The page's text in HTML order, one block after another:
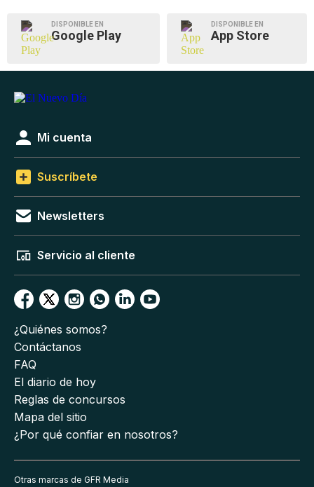
DISPONIBLE EN
Google Play
DISPONIBLE EN
App Store
Mi cuenta
Suscríbete
Newsletters
Servicio al cliente
¿Quiénes somos?
Contáctanos
FAQ
El diario de hoy
Reglas de concursos
Mapa del sitio
¿Por qué confiar en nosotros?
Otras marcas de GFR Media